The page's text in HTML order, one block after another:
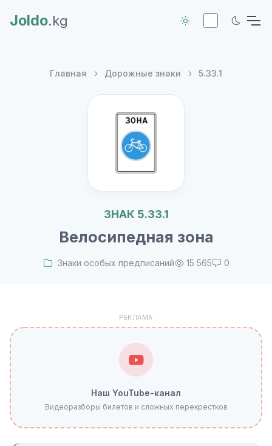
Joldo.kg
Главная Дорожные знаки 5.33.1
ЗНАК 5.33.1
Велосипедная зона
Знаки особых предписаний 15 565 0
РЕКЛАМА
Наш YouTube-канал
Видеоразборы билетов и сложных перекрестков